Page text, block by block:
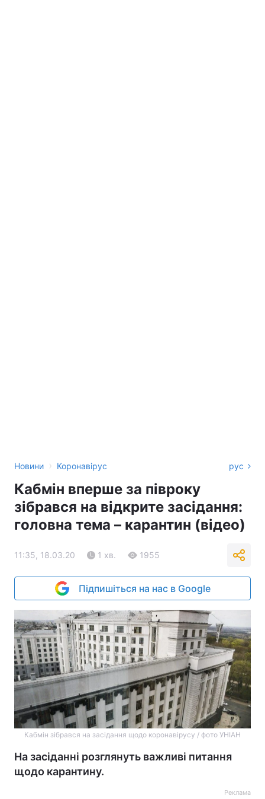
Новини › Коронавірус рус
Кабмін вперше за півроку
зібрався на відкрите засідання:
головна тема – карантин (відео)
11:35, 18.03.20 1 хв. 1955
Підпишіться на нас в Google
Кабмін зібрався на засідання щодо коронавірусу / фото УНІАН
На засіданні розглянуть важливі питання
щодо карантину.
Реклама